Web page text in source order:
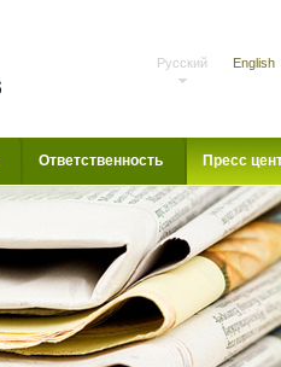
Русский English
Ответственность Пресс